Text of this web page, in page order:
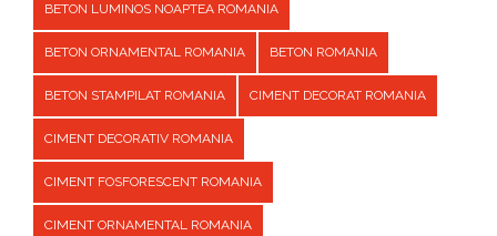
BETON LUMINOS NOAPTEA ROMANIA
BETON ORNAMENTAL ROMANIA BETON ROMANIA
BETON STAMPILAT ROMANIA CIMENT DECORAT ROMANIA
CIMENT DECORATIV ROMANIA
CIMENT FOSFORESCENT ROMANIA
CIMENT ORNAMENTAL ROMANIA